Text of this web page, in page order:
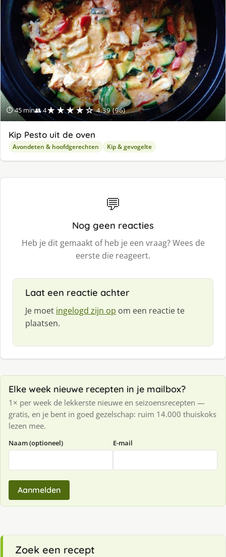
⏱ 45 min👥 4★★★★☆ 4.39 (96)
Kip Pesto uit de oven
Avondeten & hoofdgerechten Kip & gevogelte
💬
Nog geen reacties
Heb je dit gemaakt of heb je een vraag? Wees de
eerste die reageert.
Laat een reactie achter
Je moet ingelogd zijn op om een reactie te
plaatsen.
Elke week nieuwe recepten in je mailbox?
1× per week de lekkerste nieuwe en seizoensrecepten —
gratis, en je bent in goed gezelschap: ruim 14.000 thuiskoks
lezen mee.
Naam (optioneel) E-mail
Aanmelden
Zoek een recept